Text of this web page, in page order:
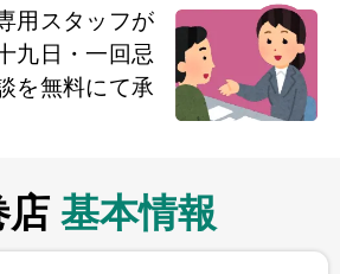
用スタッフが
九日・一回忌
を無料にて承
基本情報